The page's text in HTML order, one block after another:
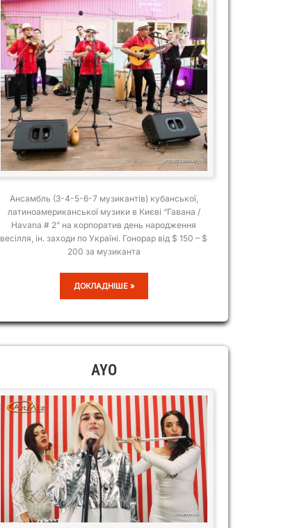
Ансамбль (3-4-5-6-7 музикантів) кубанської,
латиноамериканської музики в Києві “Гавана /
Havana # 2” на корпоратив день народження
весілля, ін. заходи по Україні. Гонорар від $ 150 – $
200 за музиканта
ГАВАНА/HAVANA
#2
ДОКЛАДНІШЕ »
AYO